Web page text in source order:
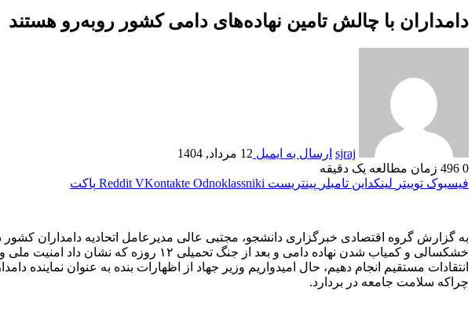
دامداران با چالش تامین نهاده‌های دامی کشور رو‌به‌رو هستند
sjraj ارسال به ایمیل 12 مرداد, 1404
0
زمان مطالعه یک دقیقه
فیسبوک توییتر لینکداین تامبلر پینتریست Reddit VKontakte Odnoklassniki پاکت
به گزارش گروه اقتصادی خبرگزاری دانشجو، مجتبی عالی مدیرعامل اتحادیه دامداران
خشکسالی و کمیاب شدن نهاده دامی و بعد
انتقادات مستقیم انجام دهیم، حال امیدواریم وزیر جهاد از اظهارات بنده به عنوان
چراکه سلامت جامعه در بردارد.